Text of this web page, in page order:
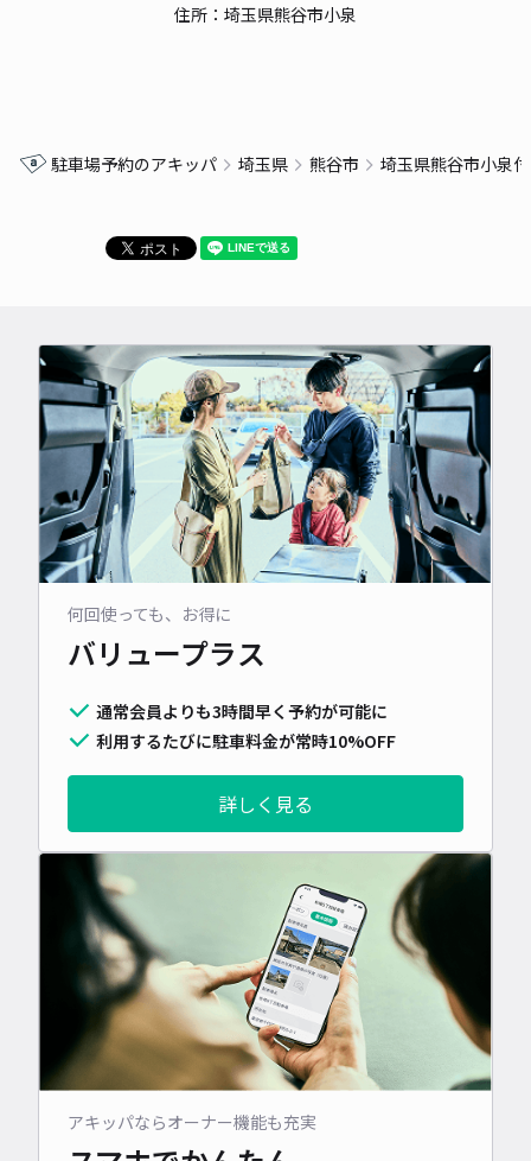
住所：埼玉県熊谷市小泉
駐車場予約のアキッパ 埼玉県 熊谷市 埼玉県熊谷市小泉
何回使っても、お得に
バリュープラス
通常会員よりも3時間早く予約が可能に
利用するたびに駐車料金が常時10%OFF
詳しく見る
アキッパならオーナー機能も充実